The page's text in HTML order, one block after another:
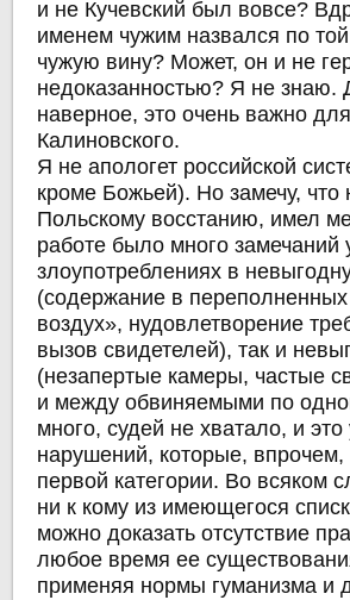
и не Кучевский был вовсе?
именем чужим назвался по
чужую вину? Может, он и не
недоказанностью? Я не знаю.
наверное, это очень важно
Калиновского.
Я не апологет российской
кроме Божьей). Но замечу,
Польскому восстанию, имел
работе было много замечаний
злоупотреблениях в
(содержание в
воздух», нудовлетворение
вызов свидетелей), так и
(незапертые камеры, частые
и между обвиняемыми по
много, судей не хватало, и
нарушений, которые,
первой категории. Во всяком
ни к кому из имеющегося
можно доказать отсутствие
любое время ее
применяя нормы гуманизма и